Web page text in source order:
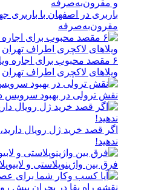
باربری در اصفهان با باربری
مقرون‌به‌صرفه
۶ مقصد محبوب برای اجاره
ویلاهای لاکچری اطراف تهران
نقش ترولی در بهبود سرویس
اگر قصد خرید ژل رویال
ندهید!
فرق بین واژینوپلاستی و